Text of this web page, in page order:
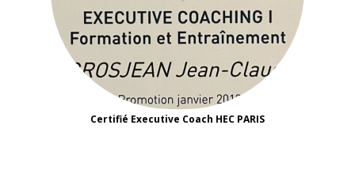
Certifié Executive Coach HEC PARIS